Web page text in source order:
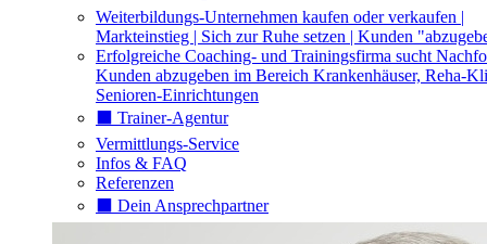
Weiterbildungs-Unternehmen kaufen oder verkaufen |
Markteinstieg | Sich zur Ruhe setzen | Kunden
Erfolgreiche Coaching- und Trainingsfirma sucht
Kunden abzugeben im Bereich Krankenhäuser, Reha-
Senioren-Einrichtungen
⬛️ Trainer-Agentur
Vermittlungs-Service
Infos & FAQ
Referenzen
⬛️ Dein Ansprechpartner